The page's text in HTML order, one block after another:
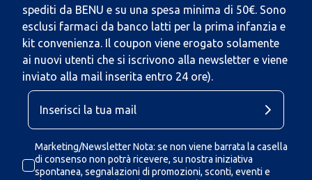
spediti da BENU e su una spesa minima di 50€. Sono
esclusi farmaci da banco latti per la prima infanzia e
kit convenienza. Il coupon viene erogato solamente
ai nuovi utenti che si iscrivono alla newsletter e viene
inviato alla mail inserita entro 24 ore).
Marketing/Newsletter Nota: se non viene barrata la casella
di consenso non potrà ricevere, su nostra iniziativa
spontanea, segnalazioni di promozioni, sconti, eventi e